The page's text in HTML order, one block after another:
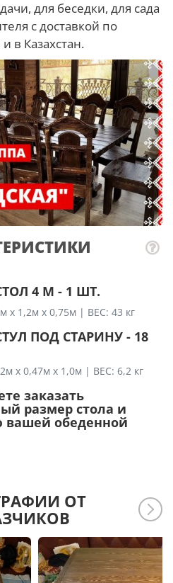
для беседки, для сада
с доставкой по
в Казахстан.
4 М - 1 ШТ.
х 1,2м х 0,75м | ВЕС: 43 кг
ПОД СТАРИНУ - 18
х 0,47м х 1,0м | ВЕС: 6,2 кг
заказать
размер стола и
вашей обеденной
ОТ